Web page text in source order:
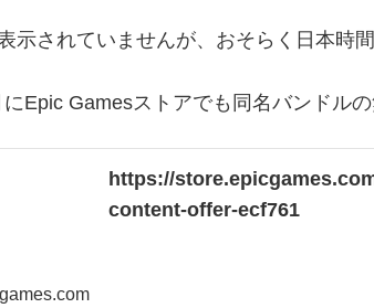
示されていませんが、おそらく日本時
Epic Gamesストアでも同名バンドル
https://
content-offer-ecf761